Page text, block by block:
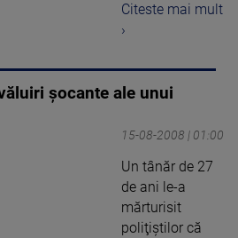
Citeste mai mult
›
şocante ale unui
15-08-2008 | 01:00
Un tânăr de 27
de ani le-a
mărturisit
poliţiştilor că